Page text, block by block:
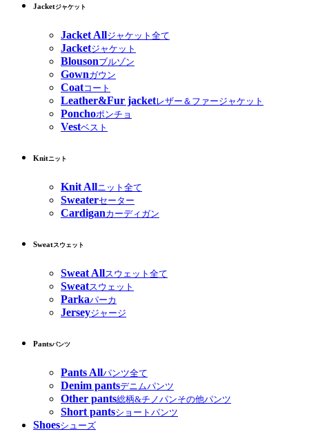
Jacketジャケット
Jacket Allジャケット全て
Jacketジャケット
Blousonブルゾン
Gownガウン
Coatコート
Leather&Fur jacketレザー＆ファージャケット
Ponchoポンチョ
Vestベスト
Knitニット
Knit Allニット全て
Sweaterセーター
Cardiganカーディガン
Sweatスウェット
Sweat Allスウェット全て
Sweatスウェット
Parkaパーカ
Jerseyジャージ
Pantsパンツ
Pants Allパンツ全て
Denim pantsデニムパンツ
Other pants総柄&チノパンその他パンツ
Short pantsショートパンツ
Shoesシューズ